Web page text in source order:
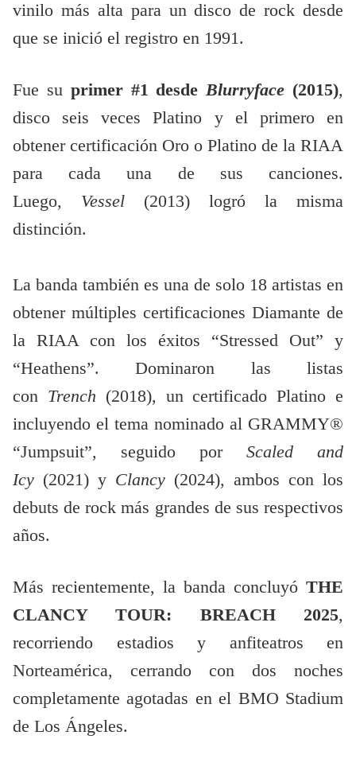
vinilo más alta para un disco de rock desde
que se inició el registro en 1991.
Fue su primer #1 desdeBlurryface (2015),
disco seis veces Platino y el primero en
obtener certificación Oro o Platino de la RIAA
para cada una de sus canciones.
Luego, Vessel (2013) logró la misma
distinción.
La banda también es una de solo 18 artistas en
obtener múltiples certificaciones Diamante de
la RIAA con los éxitos “Stressed Out” y
“Heathens”. Dominaron las listas
con Trench (2018), un certificado Platino e
incluyendo el tema nominado al GRAMMY®
“Jumpsuit”, seguido por Scaled and
Icy (2021) y Clancy (2024), ambos con los
debuts de rock más grandes de sus respectivos
años.
Más recientemente, la banda concluyó THE
CLANCY TOUR: BREACH 2025,
recorriendo estadios y anfiteatros en
Norteamérica, cerrando con dos noches
completamente agotadas en el BMO Stadium
de Los Ángeles.